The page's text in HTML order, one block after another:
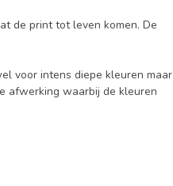
de print tot leven komen. De
voor intens diepe kleuren maar
afwerking waarbij de kleuren